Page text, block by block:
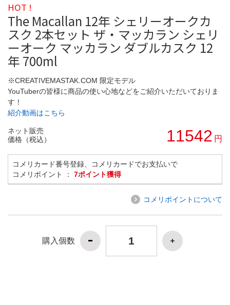
HOT !
The Macallan 12年 シェリーオークカ
スク 2本セット ザ・マッカラン シェリ
ーオーク マッカラン ダブルカスク 12
年 700ml
※CREATIVEMASTAK.COM 限定モデル
YouTuberの皆様に商品の使い心地などをご紹介いただいておりま
す！
紹介動画はこちら
ネット販売
価格（税込）
11542 円
コメリカード番号登録、コメリカードでお支払いで
コメリポイント ： 7ポイント獲得
コメリポイントについて
購入個数